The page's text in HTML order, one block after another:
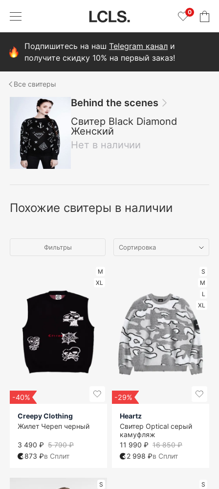
0
Подпишитесь на наш Telegram канал и
получите скидку 10% на первый заказ!
свитеры
Behind the scenes
Свитер Black Diamond
Женский
Нет в наличии
Похожие свитеры в наличии
Фильтры
M
XL
-40%
Creepy Clothing
Жилет Череп черный
5 790 ₽
3 490 ₽
873 ₽в Сплит
S
M
L
XL
-29%
Heartz
Свитер Optical серый
камуфляж
16 850 ₽
11 990 ₽
2 998 ₽в Сплит
S
S